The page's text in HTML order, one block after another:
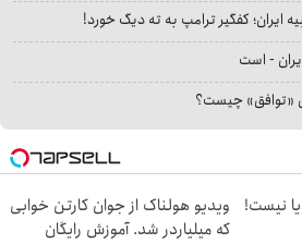
ایران؛ کفگیر ترامپ به ته دیگ خورد!
- است
«توافق» چیست؟
رویا نیست!
ویدیو هولناک از جوان کارتن خوابی
که میلیاردر شد. آموزش رایگان